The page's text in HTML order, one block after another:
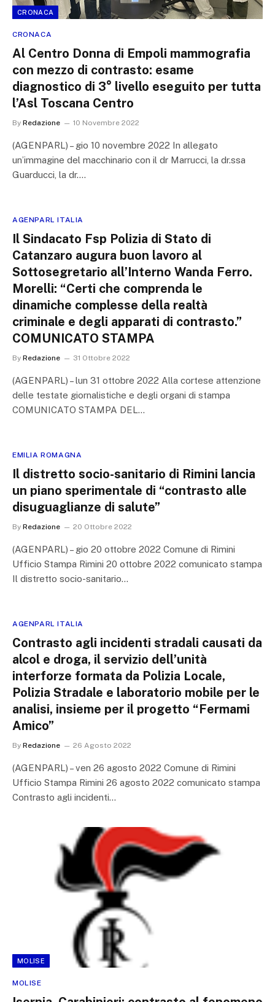
CRONACA
CRONACA
Al Centro Donna di Empoli mammografia
con mezzo di contrasto: esame
diagnostico di 3° livello eseguito per tutta
l’Asl Toscana Centro
By Redazione 10 Novembre 2022
(AGENPARL) – gio 10 novembre 2022 In allegato
un’immagine del macchinario con il dr Marrucci, la dr.ssa
Guarducci, la dr.…
AGENPARL ITALIA
Il Sindacato Fsp Polizia di Stato di
Catanzaro augura buon lavoro al
Sottosegretario all’Interno Wanda Ferro.
Morelli: “Certi che comprenda le
dinamiche complesse della realtà
criminale e degli apparati di contrasto.”
COMUNICATO STAMPA
By Redazione 31 Ottobre 2022
(AGENPARL) – lun 31 ottobre 2022 Alla cortese attenzione
delle testate giornalistiche e degli organi di stampa
COMUNICATO STAMPA DEL…
EMILIA ROMAGNA
Il distretto socio-sanitario di Rimini lancia
un piano sperimentale di “contrasto alle
disuguaglianze di salute”
By Redazione 20 Ottobre 2022
(AGENPARL) – gio 20 ottobre 2022 Comune di Rimini
Ufficio Stampa Rimini 20 ottobre 2022 comunicato stampa
Il distretto socio-sanitario…
AGENPARL ITALIA
Contrasto agli incidenti stradali causati da
alcol e droga, il servizio dell’unità
interforze formata da Polizia Locale,
Polizia Stradale e laboratorio mobile per le
analisi, insieme per il progetto “Fermami
Amico”
By Redazione 26 Agosto 2022
(AGENPARL) – ven 26 agosto 2022 Comune di Rimini
Ufficio Stampa Rimini 26 agosto 2022 comunicato stampa
Contrasto agli incidenti…
MOLISE
MOLISE